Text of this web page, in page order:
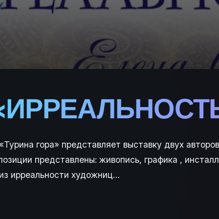
гора» представляет выставку двух
представлены: живопись, графика ,
ирреальности художниц…